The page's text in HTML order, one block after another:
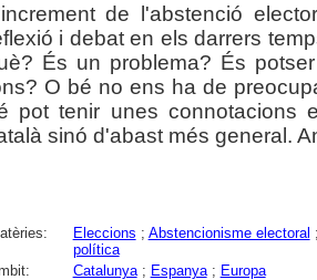
de l'abstenció
i debat en els darrers
És un problema? És
O bé no ens ha de
pot tenir unes connotacions
sinó d'abast més general.
Eleccions ; Abstencionisme electoral
política
Catalunya; Espanya; Europa